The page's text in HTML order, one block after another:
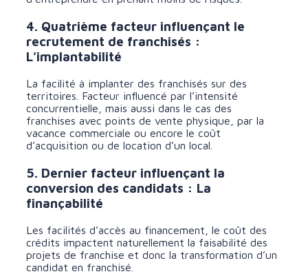
4. Quatrième facteur influençant le
recrutement de franchisés :
L’implantabilité
La facilité à implanter des franchisés sur des
territoires. Facteur influencé par l’intensité
concurrentielle, mais aussi dans le cas des
franchises avec points de vente physique, par la
vacance commerciale ou encore le coût
d’acquisition ou de location d’un local.
5. Dernier facteur influençant la
conversion des candidats : La
finançabilité
Les facilités d’accès au financement, le coût des
crédits impactent naturellement la faisabilité des
projets de franchise et donc la transformation d’un
candidat en franchisé.